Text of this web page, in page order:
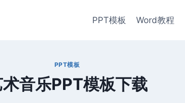
PPT模板 Word教程
PPT模板
音乐PPT模板下载